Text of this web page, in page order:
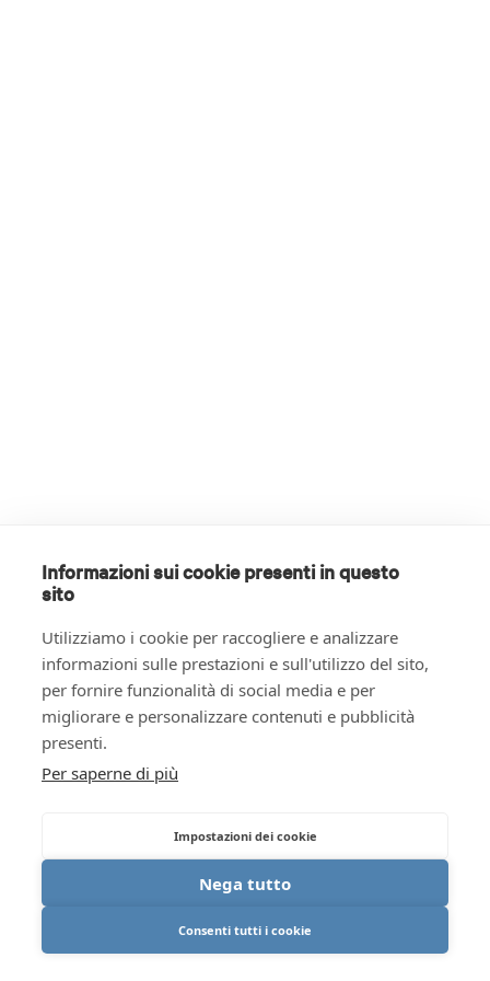
Informazioni sui cookie presenti in questo
sito
Utilizziamo i cookie per raccogliere e analizzare
informazioni sulle prestazioni e sull'utilizzo del sito,
per fornire funzionalità di social media e per
migliorare e personalizzare contenuti e pubblicità
presenti.
Per saperne di più
Impostazioni dei cookie
Nega tutto
Consenti tutti i cookie